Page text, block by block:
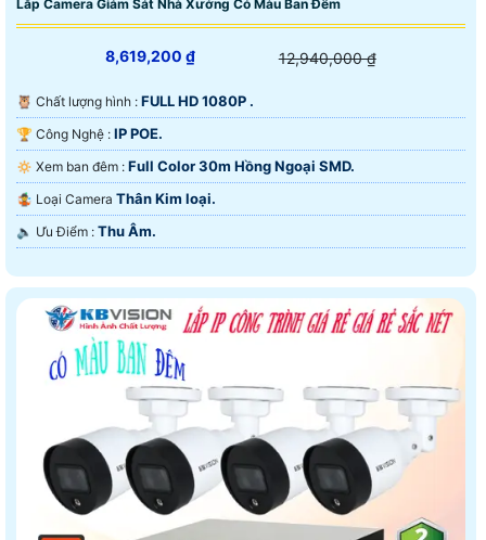
Lắp Camera Giám Sát Nhà Xưởng Có Màu Ban Đêm
8,619,200 ₫ 12,940,000 ₫
🦉 Chất lượng hình : FULL HD 1080P .
🏆 Công Nghệ : IP POE.
🔅 Xem ban đêm : Full Color 30m Hồng Ngoại SMD.
🤹 Loại Camera Thân Kim loại.
️🔈 Ưu Điểm : Thu Âm.